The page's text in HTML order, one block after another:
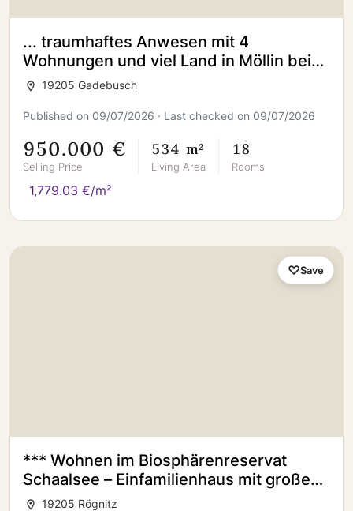
... traumhaftes Anwesen mit 4
Wohnungen und viel Land in Möllin bei
Gadebusch zu verkaufen
19205 Gadebusch
Published on 09/07/2026 · Last checked on 09/07/2026
950.000 €
Selling Price
534 m²
Living Area
18
Rooms
1,779.03 €/m²
*** Wohnen im Biosphärenreservat
Schaalsee – Einfamilienhaus mit großem
Grundstück***
19205 Rögnitz
Save